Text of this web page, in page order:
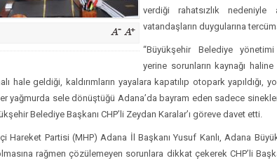
verdiği rahatsızlık
vatandaşların duygularına
“Büyükşehir Belediye
yerine sorunların kaynağı
hale geldiği, kaldırımların yayalara kapatılıp otopark yapıldığı,
yağmurda sele dönüştüğü Adana’da bayram eden sadece
Belediye Başkanı CHP’li Zeydan Karalar’ı göreve davet etti.
Hareket Partisi (MHP) Adana İl Başkanı Yusuf Kanlı, Adana
rağmen çözülemeyen sorunlara dikkat çekerek CHP’li